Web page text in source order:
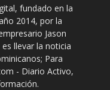
fundado en la
2014, por la
Jason
llevar la noticia
Para
- Diario Activo,